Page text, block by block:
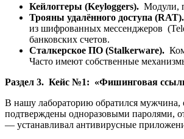
Кейлоггеры (Keyloggers). Модули,
Трояны удалённого доступа (RAT).
из шифрованных мессенджеров
банковских счетов.
Сталкерское ПО (Stalkerware).
Часто имеют собственные
Раздел 3. Кейс №1: «Фишинговая
В нашу лабораторию обратился мужчина,
подтверждены одноразовыми паролями,
— устанавливал антивирусные